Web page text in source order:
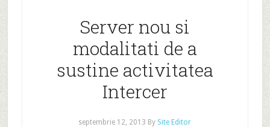
Server nou si
modalitati de a
sustine activitatea
Intercer
septembrie 12, 2013 By Site Editor